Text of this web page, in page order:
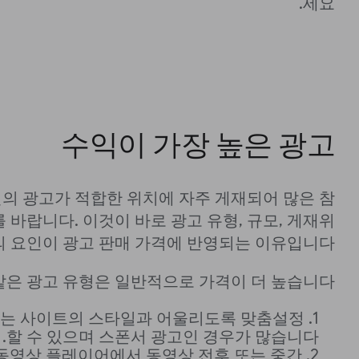
수익이 가장 높은 광고
광고가 적합한 위치에 자주 게재되어 많은 참
바랍니다. 이것이 바로 광고 유형, 규모, 게재위
요인이 광고 판매 가격에 반영되는 이유입니다.
은 광고 유형은 일반적으로 가격이 더 높습니다.
는 사이트의 스타일과 어울리도록 맞춤설정
할 수 있으며 스폰서 광고인 경우가 많습니다.